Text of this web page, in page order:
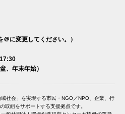
に変更してください。）
、年末年始）
社会」を実現する市民・NGO／NPO、企業、行
取組をサポートする支援拠点です。